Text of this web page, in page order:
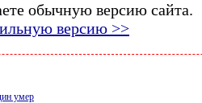
обычную версию сайта.
версию >>
умер